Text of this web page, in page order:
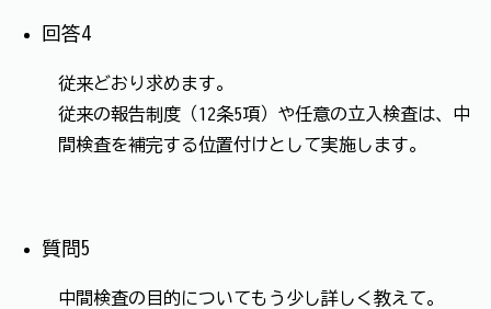
回答4
従来どおり求めます。
従来の報告制度（12条5項）や任意の立入検査は、中
間検査を補完する位置付けとして実施します。
質問5
中間検査の目的についてもう少し詳しく教えて。